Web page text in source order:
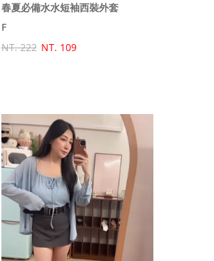
春夏必備水水短袖西裝外套
F
NT. 222 NT. 109